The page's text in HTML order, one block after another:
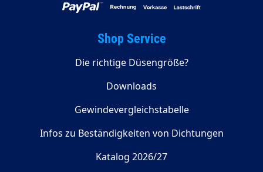
Shop Service
Die richtige Düsengröße?
Downloads
Gewindevergleichstabelle
Infos zu Beständigkeiten von Dichtungen
Katalog 2026/27